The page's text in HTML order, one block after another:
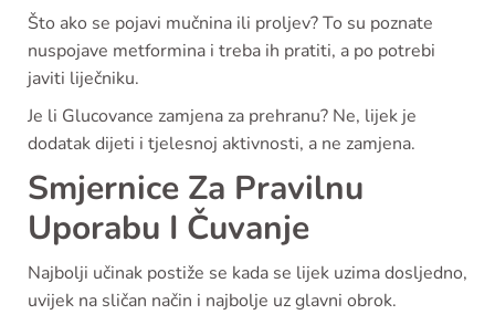
Što ako se pojavi mučnina ili proljev? To su poznate
nuspojave metformina i treba ih pratiti, a po potrebi
javiti liječniku.
Je li Glucovance zamjena za prehranu? Ne, lijek je
dodatak dijeti i tjelesnoj aktivnosti, a ne zamjena.
Smjernice Za Pravilnu
Uporabu I Čuvanje
Najbolji učinak postiže se kada se lijek uzima dosljedno,
uvijek na sličan način i najbolje uz glavni obrok.